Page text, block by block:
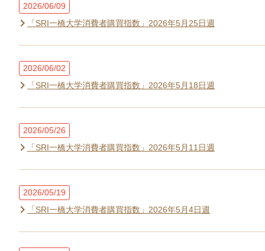
2026/06/09
「SRI一橋大学消費者購買指数」2026年5月25日週
2026/06/02
「SRI一橋大学消費者購買指数」2026年5月18日週
2026/05/26
「SRI一橋大学消費者購買指数」2026年5月11日週
2026/05/19
「SRI一橋大学消費者購買指数」2026年5月4日週